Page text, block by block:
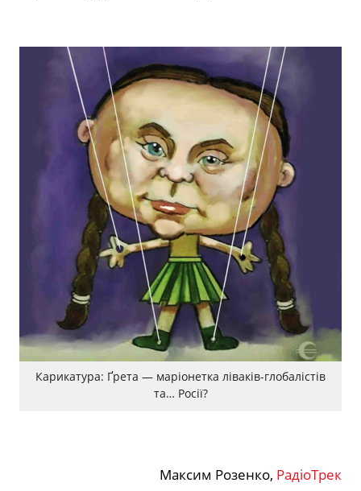
Карикатура: Ґрета — маріонетка ліваків-глобалістів
та… Росії?
Максим Розенко, РадіоТрек